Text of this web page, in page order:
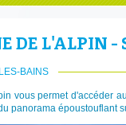
DE L'ALPIN -
BAINS
vous permet d'accéder
panorama époustouflant